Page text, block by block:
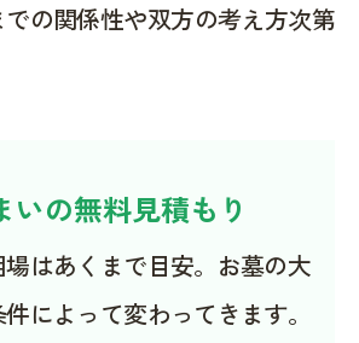
の関係性や双方の考え方次第
いの無料見積もり
はあくまで目安。お墓の大
によって変わってきます。